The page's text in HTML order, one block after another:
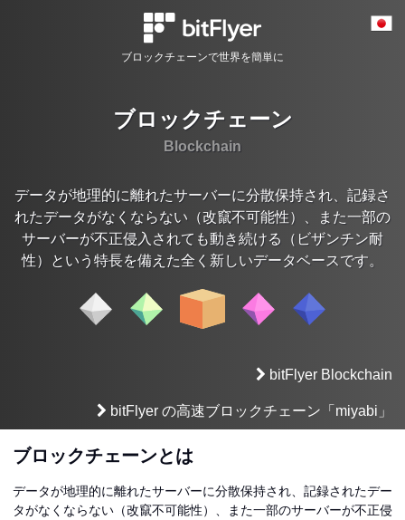
ブロックチェーンで世界を簡単に
ブロックチェーン
Blockchain
データが地理的に離れたサーバーに分散保持され、記録さ
れたデータがなくならない（改竄不可能性）、
また一部の
サーバーが不正侵入されても動き続ける（ビザンチン耐
性）という特長を備えた全く新しいデータベースです。
bitFlyer Blockchain
bitFlyer の高速ブロックチェーン「miyabi」
ブロックチェーンとは
データが地理的に離れたサーバーに分散保持され、記録されたデー
タがなくならない（改竄不可能性）、また一部のサーバーが不正侵